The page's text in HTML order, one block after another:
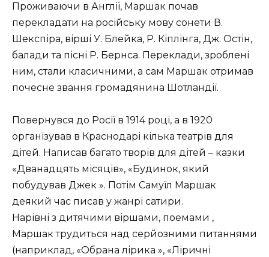
Проживаючи в Англії, Маршак почав
перекладати на російську мову сонети В.
Шекспіра, вірші У. Блейка, Р. Кіплінга, Дж. Остін,
балади та пісні Р. Бернса. Переклади, зроблені
ним, стали класичними, а сам Маршак отримав
почесне звання громадянина Шотландії.
Повернувся до Росії в 1914 році, а в 1920
організував в Краснодарі кілька театрів для
дітей. Написав багато творів для дітей – казки
«Дванадцять місяців», «Будинок, який
побудував Джек ». Потім Самуїл Маршак
деякий час писав у жанрі сатири.
Нарівні з дитячими віршами, поемами ,
Маршак трудиться над серйозними питаннями
(наприклад, «Обрана лірика », «Ліричні